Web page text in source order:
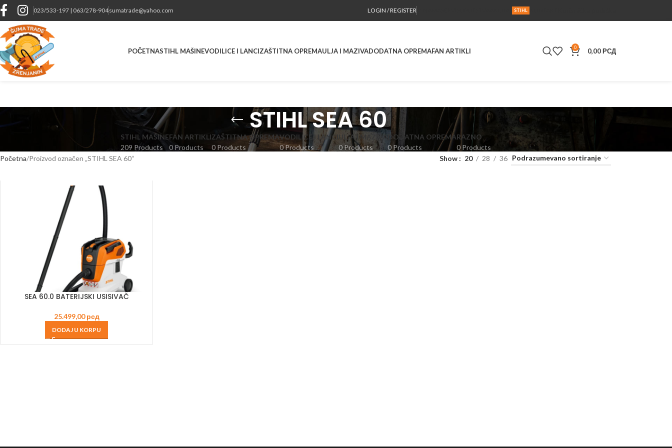
023/533-197 | 063/278-904sumatrade@yahoo.com LOGIN / REGISTER STIHL
POČETNASTIHL MAŠINEVODILICE I LANCIZAŠTITNA OPREMAULJA I MAZIVADODATNA OPREMAFAN ARTIKLI 0 0,00РСД
STIHL SEA 60
STIHL MAŠINE
209 Products
FAN ARTIKLI
0 Products
ZAŠTITNA OPREMA
0 Products
VODILICE I LANCI
0 Products
ULJA I MAZIVA
0 Products
DODATNA OPREMA
0 Products
RAZNO
0 Products
Početna Proizvod označen „STIHL SEA 60“ Show 20 28 36
SEA 60.0 BATERIJSKI USISIVAČ
25.499,00рсд
DODAJ U KORPU